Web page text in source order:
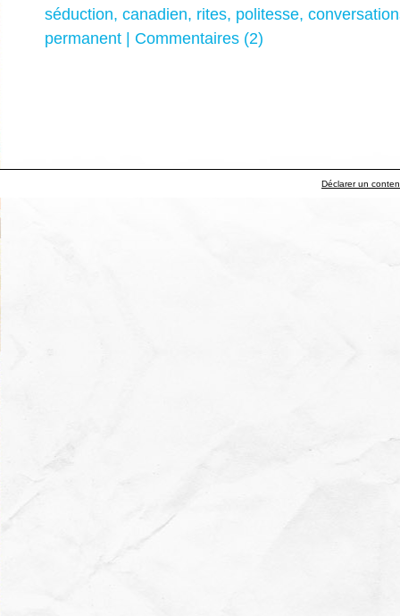
séduction, canadien, rites, politesse,
permanent | Commentaires (2)
Déclarer un